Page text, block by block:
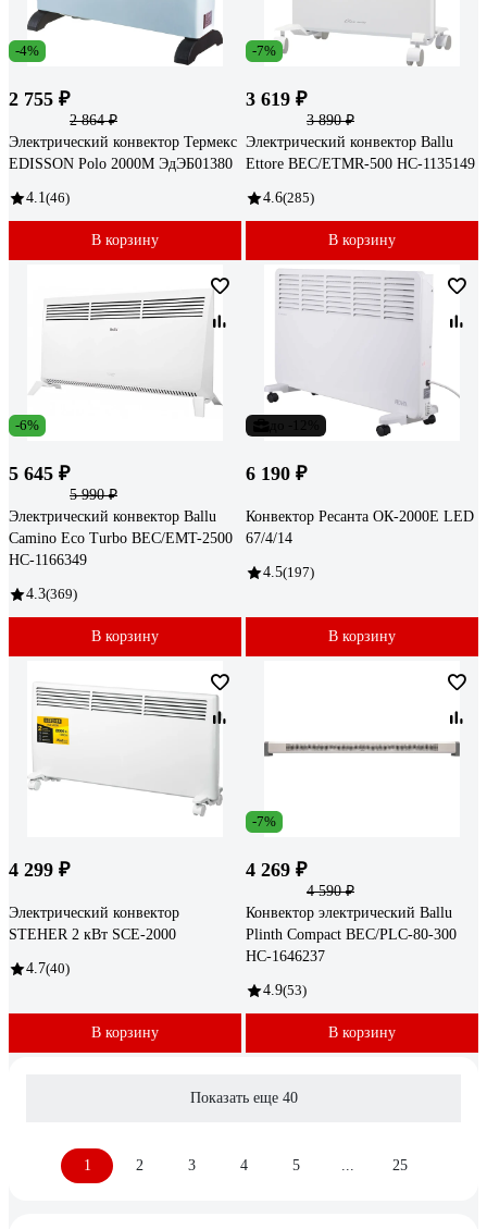
-4%
2 755 ₽
2 864 ₽
Электрический конвектор Термекс
EDISSON Polo 2000M ЭдЭБ01380
4.1 (46)
В корзину
-7%
3 619 ₽
3 890 ₽
Электрический конвектор Ballu
Ettore BEC/ETMR-500 НС-1135149
4.6(285)
В корзину
-6%
5 645 ₽
5 990 ₽
Электрический конвектор Ballu
Camino Eco Turbo BEC/EMT-2500
НС-1166349
4.3(369)
В корзину
6 190 ₽
Конвектор Ресанта ОК-2000Е LED
67/4/14
4.5(197)
В корзину
4 299 ₽
Электрический конвектор
STEHER 2 кВт SCE-2000
4.7(40)
В корзину
-7%
4 269 ₽
4 590 ₽
Конвектор электрический Ballu
Plinth Compact BEC/PLC-80-300
НС-1646237
4.9(53)
В корзину
Показать еще 40
1 2 3 4 5 25